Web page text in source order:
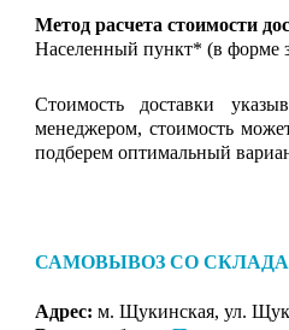
Метод расчета стоимости
Населенный пункт* (в форме
Стоимость доставки
менеджером, стоимость
подберем оптимальный
САМОВЫВОЗ СО
Адрес: м. Щукинская, ул.